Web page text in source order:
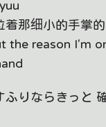
着那细小的手掌
the reason I'm
ふりならきっと